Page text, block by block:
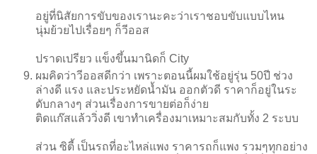
อยู่ที่นิสัยการขับของเรานะคะว่าเราชอบขับแบบไหน
นุ่มย้วยไปเรื่อยๆ ก็วีออส
ปราดเปรียว แข็งขึ้นมานิดก็ City
ผมคิดว่าวีออสดีกว่า เพราะตอนนี้ผมใช้อยู่รุ่น 50ปี ช่วง
ล่างดี แรง และประหยัดน้ำมัน ออกตัวดี ราคาก็อยู่ในระ
ดับกลางๆ ส่วนเรื่องการขายต่อก็ง่าย
ติดแก๊สแล้ววิ่งดี เขาทำเครื่องมาเหมาะสมกับทั้ง 2 ระบบ
ส่วน ซิตี้ เป็นรถที่อะไหล่แพง ราคารถก็แพง รวมๆทุกอย่าง